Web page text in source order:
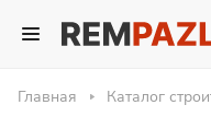
Главная Каталог